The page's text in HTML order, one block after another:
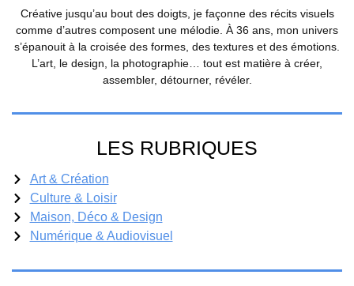
Créative jusqu’au bout des doigts, je façonne des récits visuels
comme d’autres composent une mélodie. À 36 ans, mon univers
s’épanouit à la croisée des formes, des textures et des émotions.
L’art, le design, la photographie… tout est matière à créer,
assembler, détourner, révéler.
LES RUBRIQUES
Art & Création
Culture & Loisir
Maison, Déco & Design
Numérique & Audiovisuel